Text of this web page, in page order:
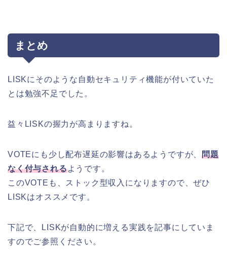
まとめ
LISKにそのような自動セキュリティ機能が付いていた
とは勉強不足でした。
益々LISKの握力が高まりますね。
VOTEにも少し配布遅延の影響はあるようですが、問題
なく付与されるようです。
このVOTEも、ストック型収入になりますので、ぜひ
LISKはオススメです。
下記で、LISKが自動的に増える実践を記事にしていま
すのでご参照ください。